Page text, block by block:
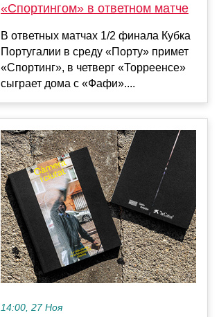
«Спортингом» в ответном матче
В ответных матчах 1/2 финала Кубка
Португалии в среду «Порту» примет
«Спортинг», в четверг «Торреенсе»
сыграет дома с «Фафи»....
14:00, 27 Ноя